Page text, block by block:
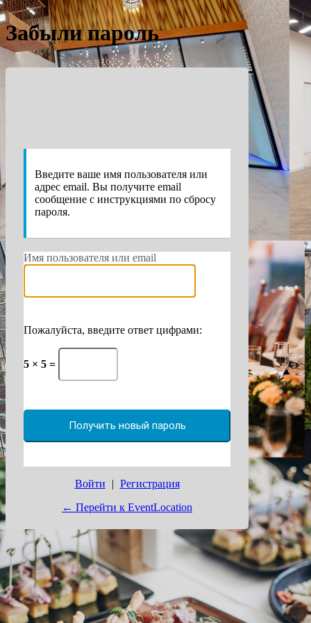
Забыли пароль
https://
Введите ваше имя пользователя или
адрес email. Вы получите email
сообщение с инструкциями по сбросу
пароля.
Имя пользователя или email
Пожалуйста, введите ответ цифрами:
5 × 5 =
Войти | Регистрация
← Перейти к EventLocation